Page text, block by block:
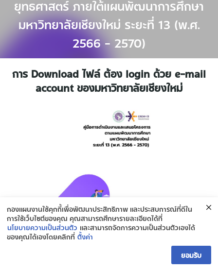
ยุทธศาสตร์ ภายใต้แผนพัฒนาการศึกษา
มหาวิทยาลัยเชียงใหม่ ระยะที่ 13 (พ.ศ.
2566 – 2570)
การ Download ไฟล์ ต้อง login ด้วย e-mail
account ของมหาวิทยาลัยเชียงใหม่
กองแผนงานใช้คุกกี้เพื่อพัฒนาประสิทธิภาพ และประสบการณ์ที่ดีใน
การใช้เว็บไซต์ของคุณ คุณสามารถศึกษารายละเอียดได้ที่
นโยบายความเป็นส่วนตัว และสามารถจัดการความเป็นส่วนตัวเองได้
ของคุณได้เองโดยคลิกที่ ตั้งค่า
ยอมรับ
Open